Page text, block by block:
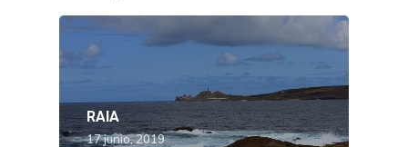
RAIA
17 junio, 2019